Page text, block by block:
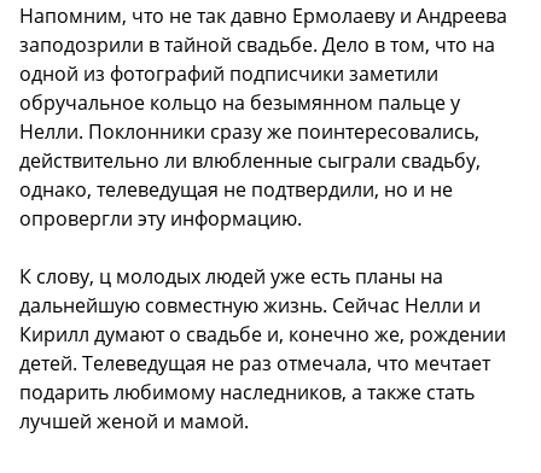
Напомним, что не так давно Ермолаеву и Андреева
заподозрили в тайной свадьбе. Дело в том, что на
одной из фотографий подписчики заметили
обручальное кольцо на безымянном пальце у
Нелли. Поклонники сразу же поинтересовались,
действительно ли влюбленные сыграли свадьбу,
однако, телеведущая не подтвердили, но и не
опровергли эту информацию.
К слову, ц молодых людей уже есть планы на
дальнейшую совместную жизнь. Сейчас Нелли и
Кирилл думают о свадьбе и, конечно же, рождении
детей. Телеведущая не раз отмечала, что мечтает
подарить любимому наследников, а также стать
лучшей женой и мамой.